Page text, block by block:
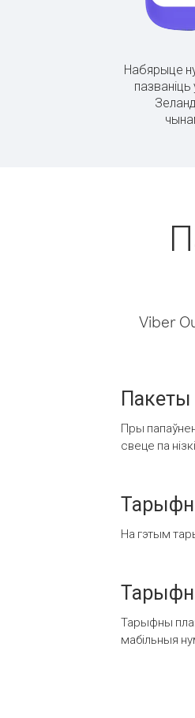
Набярыце
Viber
Пакеты
Пры
свеце па
На гэтым
Тарыфны
мабільныя